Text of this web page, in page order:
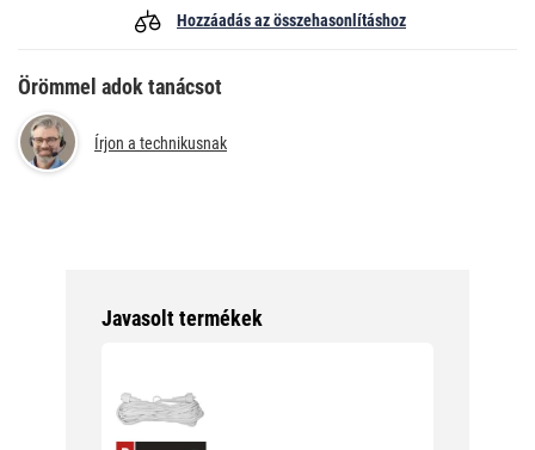
Hozzáadás az összehasonlításhoz
Örömmel adok tanácsot
Írjon a technikusnak
Javasolt termékek